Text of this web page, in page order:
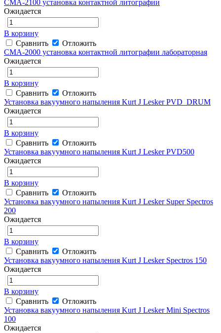
CMA-2100 установка контактной литографии
Ожидается
В корзину
Сравнить
Отложить
CMA-2000 установка контактной литографии лабораторная
Ожидается
В корзину
Сравнить
Отложить
Установка вакуумного напыления Kurt J Lesker PVD_DRUM
Ожидается
В корзину
Сравнить
Отложить
Установка вакуумного напыления Kurt J Lesker PVD500
Ожидается
В корзину
Сравнить
Отложить
Установка вакуумного напыления Kurt J Lesker Super Spectros
200
Ожидается
В корзину
Сравнить
Отложить
Установка вакуумного напыления Kurt J Lesker Spectros 150
Ожидается
В корзину
Сравнить
Отложить
Установка вакуумного напыления Kurt J Lesker Mini Spectros
100
Ожидается